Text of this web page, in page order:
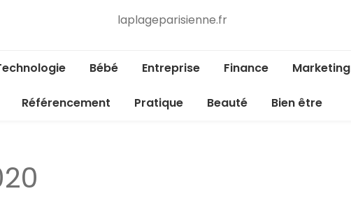
laplageparisienne.fr
Bébé Entreprise Finance Marketing
Référencement Pratique Beauté Bien être